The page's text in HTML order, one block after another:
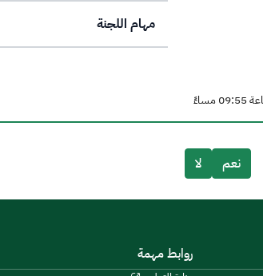
مهام اللجنة
نعم لا
روابط مهمة